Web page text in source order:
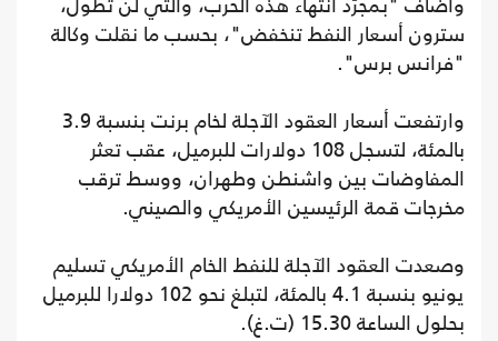
سترون أسعار النفط تنخفض"، بحسب ما نقلت وكالة
"فرانس برس".
وارتفعت أسعار العقود الآجلة لخام برنت بنسبة 3.9
بالمئة، لتسجل 108 دولارات للبرميل، عقب تعثر
المفاوضات بين واشنطن وطهران، ووسط ترقب
مخرجات قمة الرئيسين الأمريكي والصيني.
وصعدت العقود الآجلة للنفط الخام الأمريكي تسليم
يونيو بنسبة 4.1 بالمئة، لتبلغ نحو 102 دولارا للبرميل
بحلول الساعة 15.30 (ت.غ).